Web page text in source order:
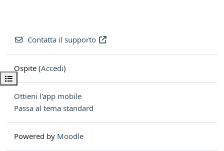
Apri indice del corso
Contatta il supporto
Ospite (Accedi)
Ottieni l'app mobile
Passa al tema standard
Powered by Moodle